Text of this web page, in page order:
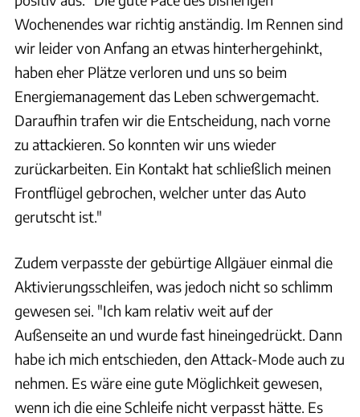
Wochenendes war richtig anständig. Im Rennen sind
wir leider von Anfang an etwas hinterhergehinkt,
haben eher Plätze verloren und uns so beim
Energiemanagement das Leben schwergemacht.
Daraufhin trafen wir die Entscheidung, nach vorne
zu attackieren. So konnten wir uns wieder
zurückarbeiten. Ein Kontakt hat schließlich meinen
Frontflügel gebrochen, welcher unter das Auto
gerutscht ist."
Zudem verpasste der gebürtige Allgäuer einmal die
Aktivierungsschleifen, was jedoch nicht so schlimm
gewesen sei. "Ich kam relativ weit auf der
Außenseite an und wurde fast hineingedrückt. Dann
habe ich mich entschieden, den Attack-Mode auch zu
nehmen. Es wäre eine gute Möglichkeit gewesen,
wenn ich die eine Schleife nicht verpasst hätte. Es